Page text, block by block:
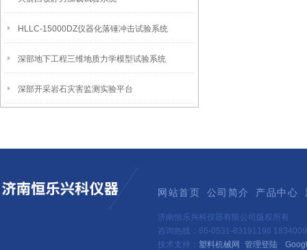
HLLC-15000DZ仪器化落锤冲击试验系统
深部地下工程三维地质力学模型试验系统
深部开采岩石灾害监测实验平台
网站首页 公司简介 产品中心
济南恒乐兴科仪器有限公司版权所有
咨询热线：86-0531-83191198
技术支持： 塑料机械网 管理登陆